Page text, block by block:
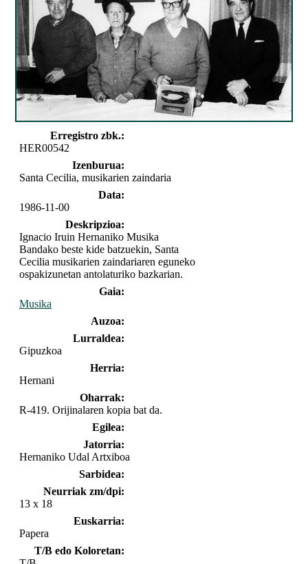
Erregistro zbk.:
HER00542
Izenburua:
Santa Cecilia, musikarien zaindaria
Data:
1986-11-00
Deskripzioa:
Ignacio Iruin Hernaniko Musika
Bandako beste kide batzuekin, Santa
Cecilia musikarien zaindariaren eguneko
ospakizunetan antolaturiko bazkarian.
Gaia:
Musika
Auzoa:
Lurraldea:
Gipuzkoa
Herria:
Hernani
Oharrak:
R-419. Orijinalaren kopia bat da.
Egilea:
Jatorria:
Hernaniko Udal Artxiboa
Sarbidea:
Neurriak zm/dpi:
13 x 18
Euskarria:
Papera
T/B edo Koloretan: